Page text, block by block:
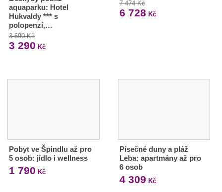
aquaparku: Hotel
Hukvaldy *** s
polopenzí,…
3 590 Kč
3 290 Kč
7 474 Kč
6 728 Kč
Pobyt ve Špindlu až pro
5 osob: jídlo i wellness
1 790 Kč
Písečné duny a pláž
Leba: apartmány až pro
6 osob
4 309 Kč